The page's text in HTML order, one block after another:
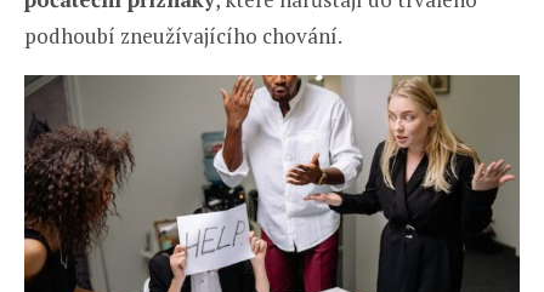
podhoubí zneužívajícího chování.